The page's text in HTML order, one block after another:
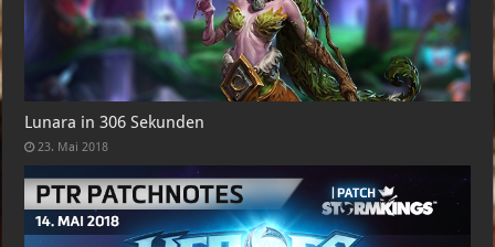
Lunara in 306 Sekunden
23. Mai 2018